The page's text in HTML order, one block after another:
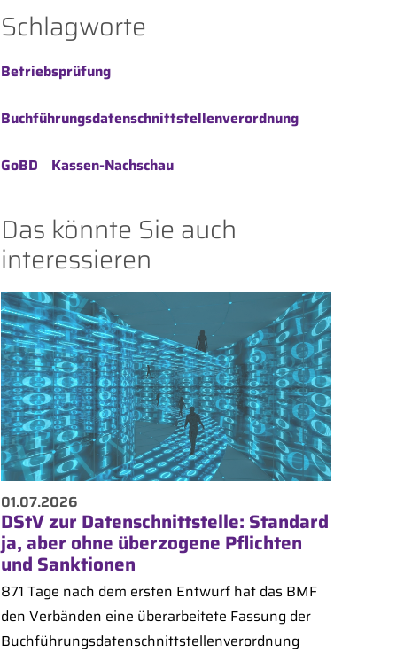
Schlagworte
Betriebsprüfung
Buchführungsdatenschnittstellenverordnung
GoBD Kassen-Nachschau
Das könnte Sie auch
interessieren
01.07.2026
DStV zur Datenschnittstelle: Standard
ja, aber ohne überzogene Pflichten
und Sanktionen
871 Tage nach dem ersten Entwurf hat das BMF
den Verbänden eine überarbeitete Fassung der
Buchführungsdatenschnittstellenverordnung